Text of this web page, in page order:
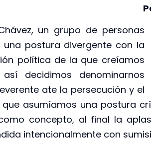
un grupo de personas
postura divergente con la
política de la que creíamos
decidimos denominarnos
ate la persecución y el
asumíamos una postura
concepto, al final la
intencionalmente con